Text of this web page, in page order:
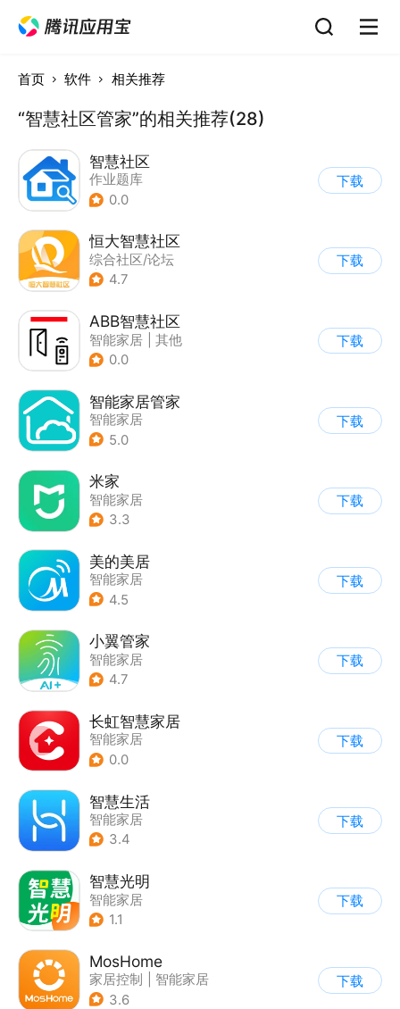
首页 软件 相关推荐
“智慧社区管家”的相关推荐(28)
智慧社区
作业题库
0.0
下载
恒大智慧社区
综合社区/论坛
| 综合服务
4.7
下载
ABB智慧社区
智能家居
其他
0.0
下载
智能家居管家
智能家居
5.0
下载
米家
智能家居
3.3
下载
美的美居
智能家居
4.5
下载
小翼管家
智能家居
4.7
下载
长虹智慧家居
智能家居
0.0
下载
智慧生活
智能家居
3.4
下载
智慧光明
智能家居
1.1
下载
MosHome
家居控制
智能家居
3.6
下载